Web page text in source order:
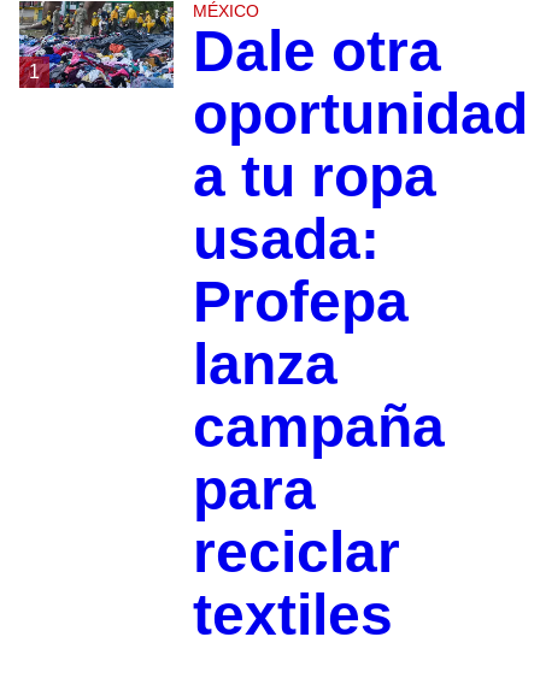
1
MÉXICO
Dale otra
oportunidad
a tu ropa
usada:
Profepa
lanza
campaña
para
reciclar
textiles